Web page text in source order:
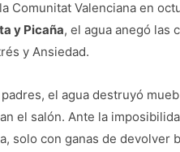
Comunitat Valenciana en
y Picaña, el agua anegó las
y Ansiedad.
el agua destruyó
el salón. Ante la
solo con ganas de devolver